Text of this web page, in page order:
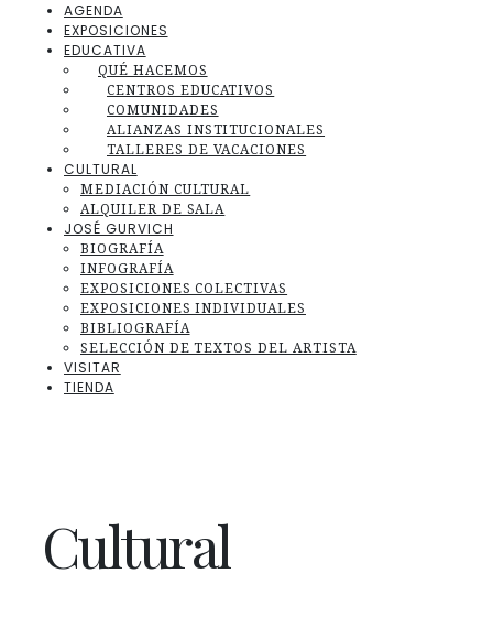
AGENDA
EXPOSICIONES
EDUCATIVA
QUÉ HACEMOS
CENTROS EDUCATIVOS
COMUNIDADES
ALIANZAS INSTITUCIONALES
TALLERES DE VACACIONES
CULTURAL
MEDIACIÓN CULTURAL
ALQUILER DE SALA
JOSÉ GURVICH
BIOGRAFÍA
INFOGRAFÍA
EXPOSICIONES COLECTIVAS
EXPOSICIONES INDIVIDUALES
BIBLIOGRAFÍA
SELECCIÓN DE TEXTOS DEL ARTISTA
VISITAR
TIENDA
Cultural